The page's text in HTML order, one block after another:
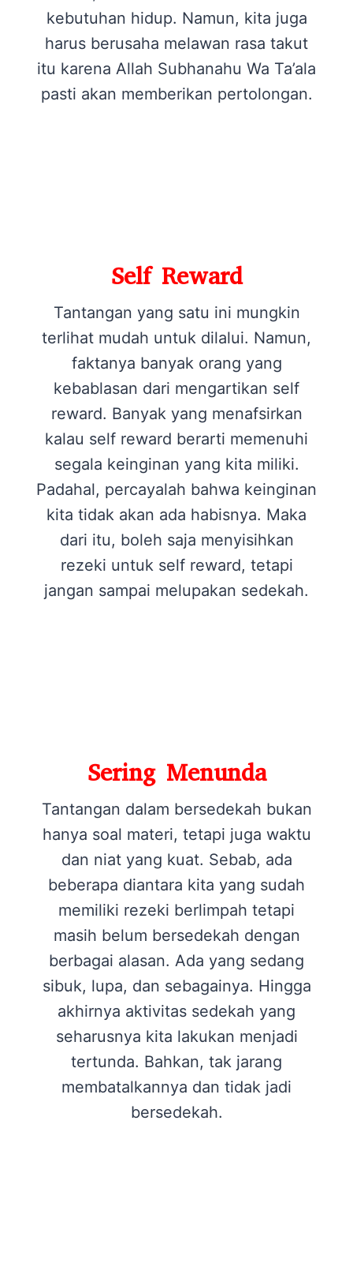
kebutuhan hidup. Namun, kita juga
harus berusaha melawan rasa takut
itu karena Allah Subhanahu Wa Ta’ala
pasti akan memberikan pertolongan.
Self Reward
Tantangan yang satu ini mungkin
terlihat mudah untuk dilalui. Namun,
faktanya banyak orang yang
kebablasan dari mengartikan self
reward. Banyak yang menafsirkan
kalau self reward berarti memenuhi
segala keinginan yang kita miliki.
Padahal, percayalah bahwa keinginan
kita tidak akan ada habisnya. Maka
dari itu, boleh saja menyisihkan
rezeki untuk self reward, tetapi
jangan sampai melupakan sedekah.
Sering Menunda
Tantangan dalam bersedekah bukan
hanya soal materi, tetapi juga waktu
dan niat yang kuat. Sebab, ada
beberapa diantara kita yang sudah
memiliki rezeki berlimpah tetapi
masih belum bersedekah dengan
berbagai alasan. Ada yang sedang
sibuk, lupa, dan sebagainya. Hingga
akhirnya aktivitas sedekah yang
seharusnya kita lakukan menjadi
tertunda. Bahkan, tak jarang
membatalkannya dan tidak jadi
bersedekah.